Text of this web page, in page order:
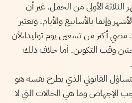
الثلاثة الأولى من الحمل. غير أن
وإنما بالأسابيع والأيام. وتعتبر
أكثر من تسعين يوم توليدا،لأن
وقت التكوين. أما خلاف ذلك
القانوني الذي يطرح نفسه هو
الإجهاض وما هي الحالات التي لا